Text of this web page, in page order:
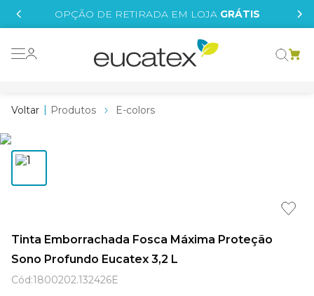
OPÇÃO DE RETIRADA EM LOJA GRÁTIS
Produtos E-colors
Tinta Emborrachada Fosca Máxima Proteção
Sono Profundo Eucatex 3,2 L
Cód:1800202.132426E
tinta
tinta